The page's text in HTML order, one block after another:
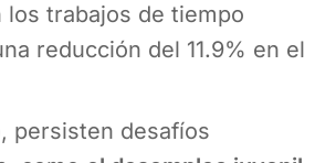
los trabajos de tiempo
reducción del 11.9% en el
persisten desafíos